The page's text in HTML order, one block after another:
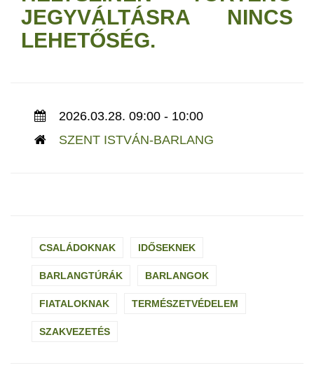
JEGYVÁLTÁSRA NINCS
LEHETŐSÉG.
2026.03.28. 09:00 - 10:00
SZENT ISTVÁN-BARLANG
CSALÁDOKNAK IDŐSEKNEK
BARLANGTÚRÁK BARLANGOK
FIATALOKNAK TERMÉSZETVÉDELEM
SZAKVEZETÉS